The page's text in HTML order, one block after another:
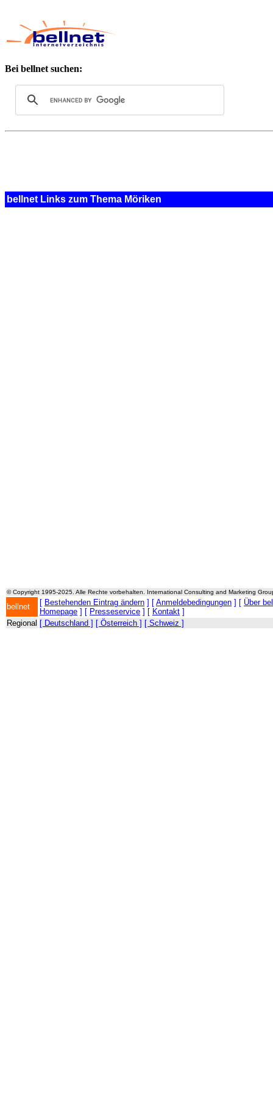
Bei bellnet suchen:
bellnet Links zum Thema Möriken
© Copyright 1995-2025. Alle Rechte vorbehalten. International Consulting and Marketing
bellnet [ Bestehenden Eintrag ändern ] [ Anmeldebedingungen ] [ Über
Homepage ] [ Presseservice ] [ Kontakt ]
Regional [ Deutschland ] [ Österreich ] [ Schweiz ]